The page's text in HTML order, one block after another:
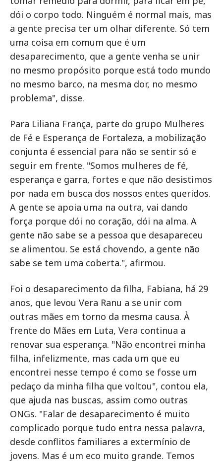
dói o corpo todo. Ninguém é normal mais, mas
a gente precisa ter um olhar diferente. Só tem
uma coisa em comum que é um
desaparecimento, que a gente venha se unir
no mesmo propósito porque está todo mundo
no mesmo barco, na mesma dor, no mesmo
problema", disse.
Para Liliana França, parte do grupo Mulheres
de Fé e Esperança de Fortaleza, a mobilização
conjunta é essencial para não se sentir só e
seguir em frente. "Somos mulheres de fé,
esperança e garra, fortes e que não desistimos
por nada em busca dos nossos entes queridos.
A gente se apoia uma na outra, vai dando
força porque dói no coração, dói na alma. A
gente não sabe se a pessoa que desapareceu
se alimentou. Se está chovendo, a gente não
sabe se tem uma coberta.", afirmou.
Foi o desaparecimento da filha, Fabiana, há 29
anos, que levou Vera Ranu a se unir com
outras mães em torno da mesma causa. À
frente do Mães em Luta, Vera continua a
renovar sua esperança. "Não encontrei minha
filha, infelizmente, mas cada um que eu
encontrei nesse tempo é como se fosse um
pedaço da minha filha que voltou", contou ela,
que ajuda nas buscas, assim como outras
ONGs. "Falar de desaparecimento é muito
complicado porque tudo entra nessa palavra,
desde conflitos familiares a extermínio de
jovens. Mas é um eco muito grande. Temos